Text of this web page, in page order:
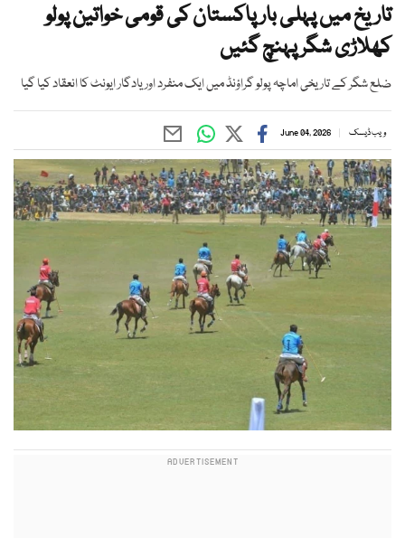
تاریخ میں پہلی بار پاکستان کی قومی خواتین پولو
کھلاڑی شگر پہنچ گئیں
ضلع شگر کے تاریخی اماچہ پولو گراؤنڈ میں ایک منفرد اور یادگار ایونٹ کا انعقاد کیا گیا
ویب ڈیسک June 04, 2026